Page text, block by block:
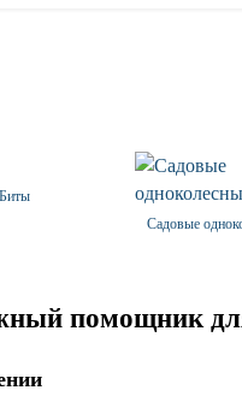
Биты
Садовые
помощник